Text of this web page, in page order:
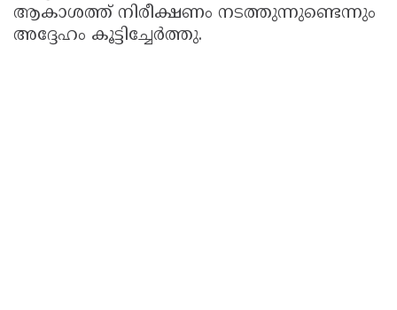
ആകാശത്ത് നിരീക്ഷണം നടത്തുന്നുണ്ടെന്നും
അദ്ദേഹം കൂട്ടിച്ചേർത്തു.